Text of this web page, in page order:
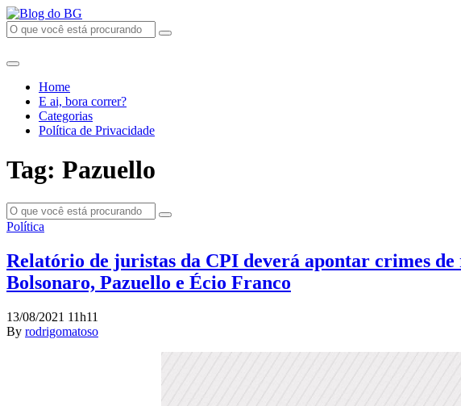
Home
E ai, bora correr?
Categorias
Política de Privacidade
Tag: Pazuello
Política
Relatório de juristas da CPI deverá apontar crimes
Bolsonaro, Pazuello e Écio Franco
13/08/2021 11h11
By rodrigomatoso